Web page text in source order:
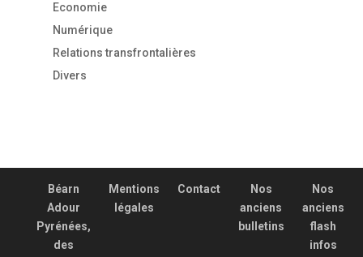
Economie
Numérique
Relations transfrontalières
Divers
Béarn
Adour
Pyrénées,
des
Mentions
légales
Contact
Nos
anciens
bulletins
Nos
anciens
flash
infos